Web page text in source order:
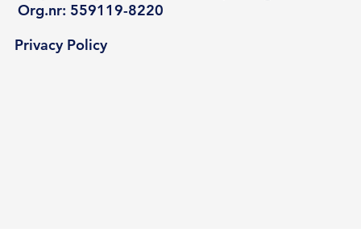
Org.nr: 559119-8220
Privacy Policy